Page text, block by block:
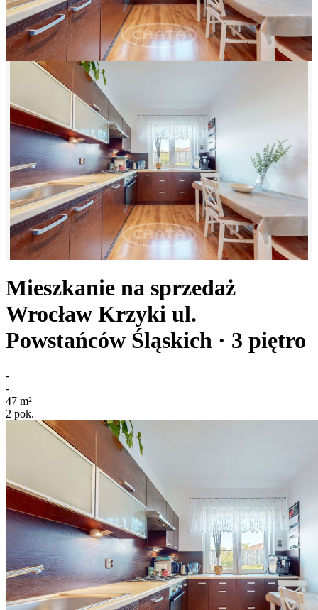
Mieszkanie na sprzedaż
Wrocław Krzyki ul.
Powstańców Śląskich · 3 piętro
-
-
47 m²
2 pok.